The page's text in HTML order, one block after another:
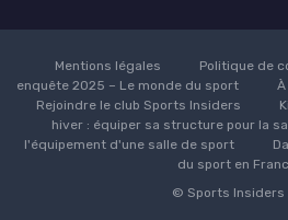
Mentions légales Politique de
enquête 2025 – Le monde du sport
Rejoindre le club Sports Insiders
hiver : équiper sa structure pour la
l'équipement d'une salle de sport
du sport en
© Sports Insiders